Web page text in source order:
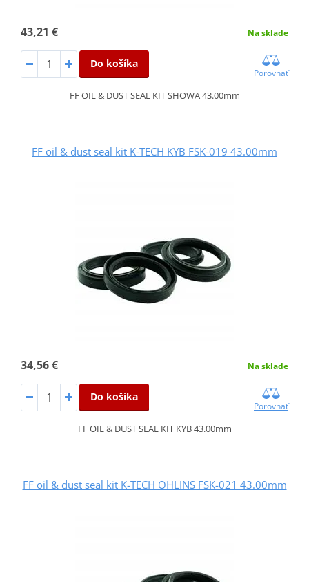
43,21 € Na sklade
Do košíka
Porovnať
FF OIL & DUST SEAL KIT SHOWA 43.00mm
FF oil & dust seal kit K-TECH KYB FSK-019 43.00mm
34,56 € Na sklade
Do košíka
Porovnať
FF OIL & DUST SEAL KIT KYB 43.00mm
FF oil & dust seal kit K-TECH OHLINS FSK-021 43.00mm